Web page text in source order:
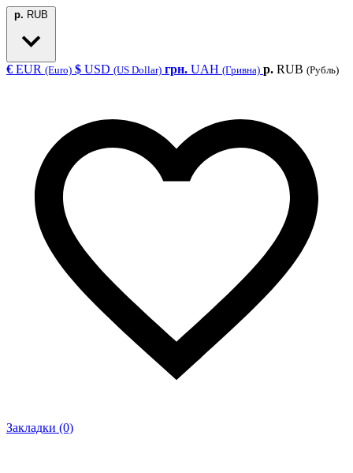
р. RUB
€ EUR (Euro) $ USD (US Dollar) грн. UAH (Гривна) р. RUB (Рубль)
Закладки (0)